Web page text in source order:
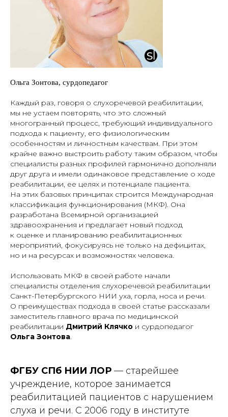
Ольга Зонтова, сурдопедагог
Каждый раз, говоря о слухоречевой реабилитации,
мы не устаем повторять, что это сложный
многогранный процесс, требующий индивидуального
подхода к пациенту, его физиологическим
особенностям и личностным качествам. При этом
крайне важно выстроить работу таким образом, чтобы
специалисты разных профилей гармонично дополняли
друг друга и имели одинаковое представление о ходе
реабилитации, ее целях и потенциале пациента.
На этих базовых принципах строится Международная
классификация функционирования (МКФ). Она
разработана Всемирной организацией
здравоохранения и предлагает новый подход
к оценке и планированию реабилитационных
мероприятий, фокусируясь не только на дефицитах,
но и на ресурсах и возможностях человека.
Использовать МКФ в своей работе начали
специалисты отделения слухоречевой реабилитации
Санкт-­Петербургского НИИ уха, горла, носа и речи.
О преимуществах подхода в своей статье рассказали
заместитель главного врача по медицинской
реабилитации Дмитрий Клячко и сурдопедагог
Ольга Зонтова.
ФГБУ СПб НИИ ЛОР — старейшее
учреждение, которое занимается
реабилитацией пациентов с нарушением
слуха и речи. С 2006 году в институте